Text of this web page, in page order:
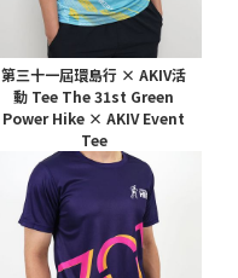
第三十一屆環島行 × AKIV活
動 Tee The 31st Green
Power Hike × AKIV Event
Tee